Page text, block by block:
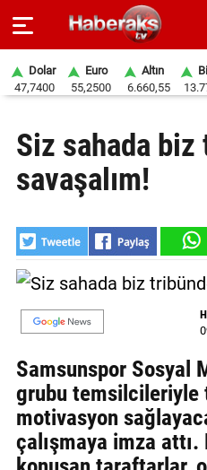
SPOR
YAŞAM
EKONOMİ
BELEDİYELER
SAĞLIK
EĞİTİM
GALERİ
VİDEO
Dolar
47,7400
Euro
55,2500
Altın
6.660,55
Siz sahada
savaşalım!
Samsunspor Sosyal
grubu temsilcileriyle
motivasyon
çalışmaya imza attı.